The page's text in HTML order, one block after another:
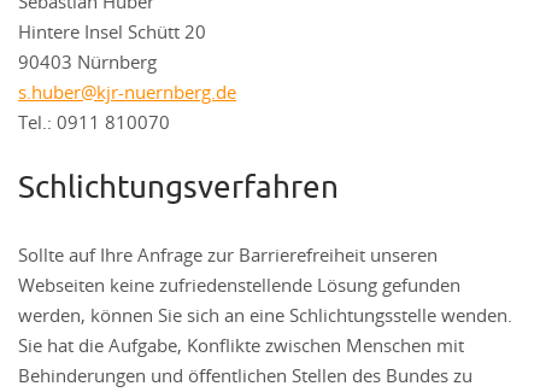
Hintere Insel Schütt 20
90403 Nürnberg
s.huber@kjr-nuernberg.de
Tel.: 0911 810070
Schlichtungsverfahren
Sollte auf Ihre Anfrage zur Barrierefreiheit unseren
Webseiten keine zufriedenstellende Lösung gefunden
werden, können Sie sich an eine Schlichtungsstelle wenden.
Sie hat die Aufgabe, Konflikte zwischen Menschen mit
Behinderungen und öﬀentlichen Stellen des Bundes zu